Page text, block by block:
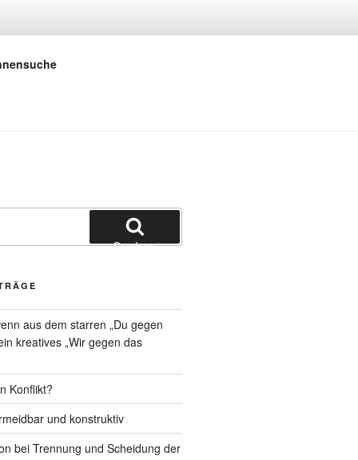
E.V.
Suchen
aus dem starren „Du gegen
kreatives „Wir gegen das
Konflikt?
und konstruktiv
bei Trennung und Scheidung der